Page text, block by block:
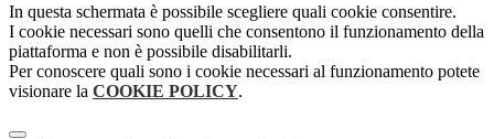
In questa schermata è possibile scegliere quali cookie consentire.
I cookie necessari sono quelli che consentono il funzionamento della
piattaforma e non è possibile disabilitarli.
Per conoscere quali sono i cookie necessari al funzionamento potete
visionare la COOKIE POLICY.